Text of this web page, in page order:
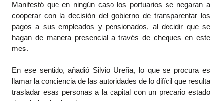
Manifestó que en ningún caso los portuarios se negaran a
cooperar con la decisión del gobierno de transparentar los
pagos a sus empleados y pensionados, al decidir que se
hagan de manera presencial a través de cheques en este
mes.
En ese sentido, añadió Silvio Ureña, lo que se procura es
llamar la conciencia de las autoridades de lo difícil que resulta
trasladar esas personas a la capital con un precario estado